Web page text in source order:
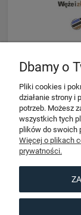
Dbamy o
Pliki cookies i
działanie strony i
potrzeb. Możesz
wszystkich tych
plików do swoich
Więcej o plikach
prywatności.